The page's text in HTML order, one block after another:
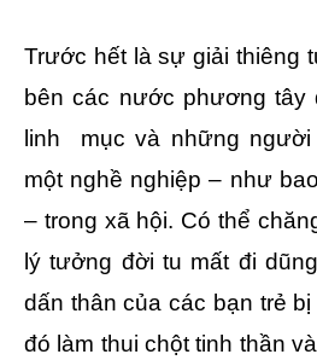
Trước hết là sự giải thiêng
bên các nước phương tây
linh mục và những người
một nghề nghiệp – như
– trong xã hội. Có thể
lý tưởng đời tu mất đi
dấn thân của các bạn trẻ
đó làm thui chột tinh thần